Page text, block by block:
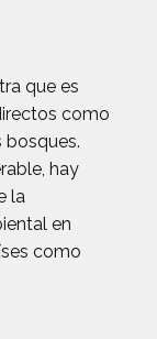
que es
como
bosques.
hay
la
en
como